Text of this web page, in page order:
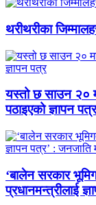
थरीथरीका
यस्तो छ साउन २०
पठाइएको ज्ञापन पत्र
‘बालेन सरकार
प्रधानमन्त्रीलाई